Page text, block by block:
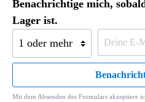
Benachrichtige mich,
Lager ist.
Mit dem Absenden des Formulars akzeptiere